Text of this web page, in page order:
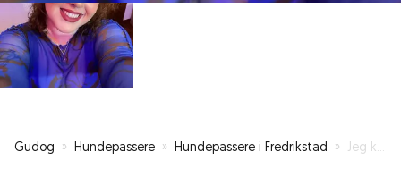
Gudog » Hundepassere » Hundepassere i Fredrikstad » Jeg kan lufte og gå tur med hunden din!